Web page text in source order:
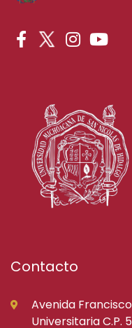
Contacto
Avenida
Universitaria C.P.